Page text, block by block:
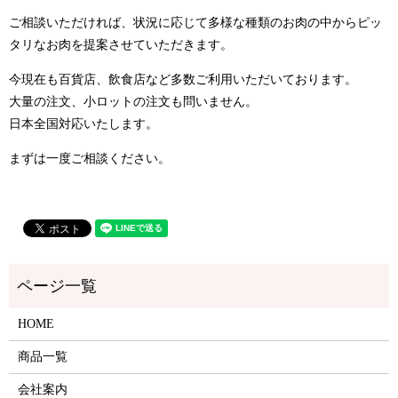
ご相談いただければ、状況に応じて多様な種類のお肉の中からピッ
タリなお肉を提案させていただきます。
今現在も百貨店、飲食店など多数ご利用いただいております。
大量の注文、小ロットの注文も問いません。
日本全国対応いたします。
まずは一度ご相談ください。
HOME
商品一覧
会社案内